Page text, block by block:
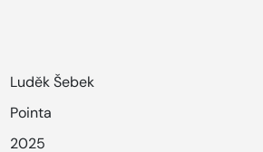
Luděk Šebek
Pointa
2025